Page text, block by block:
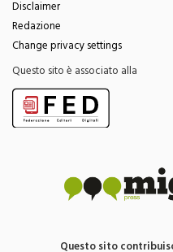
Disclaimer
Redazione
Change privacy settings
Questo sito è associato alla
Questo sito